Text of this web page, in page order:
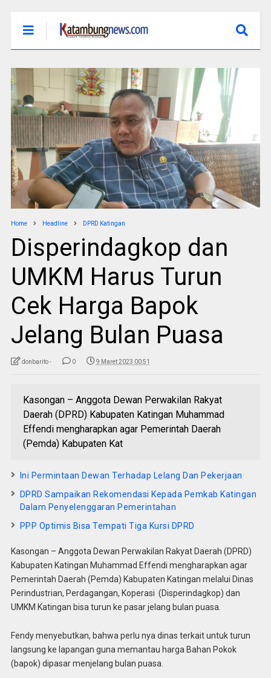
Home Headline DPRD Katingan
Disperindagkop dan
UMKM Harus Turun
Cek Harga Bapok
Jelang Bulan Puasa
donbarito - 0 9 Maret 2023 00:51
Kasongan – Anggota Dewan Perwakilan Rakyat
Daerah (DPRD) Kabupaten Katingan Muhammad
Effendi mengharapkan agar Pemerintah Daerah
(Pemda) Kabupaten Kat
Ini Permintaan Dewan Terhadap Lelang Dan Pekerjaan
DPRD Sampaikan Rekomendasi Kepada Pemkab Katingan
Dalam Penyelenggaran Pemerintahan
PPP Optimis Bisa Tempati Tiga Kursi DPRD
Kasongan – Anggota Dewan Perwakilan Rakyat Daerah (DPRD)
Kabupaten Katingan Muhammad Effendi mengharapkan agar
Pemerintah Daerah (Pemda) Kabupaten Katingan melalui Dinas
Perindustrian, Perdagangan, Koperasi (Disperindagkop) dan
UMKM Katingan bisa turun ke pasar jelang bulan puasa.
Fendy menyebutkan, bahwa perlu nya dinas terkait untuk turun
langsung ke lapangan guna memantau harga Bahan Pokok
(bapok) dipasar menjelang bulan puasa.